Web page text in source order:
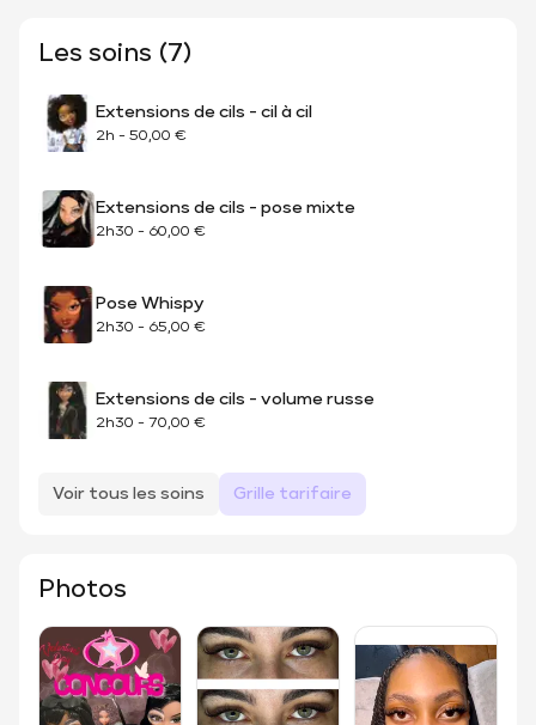
Les soins (7)
Extensions de cils - cil à cil
2h - 50,00 €
Extensions de cils - pose mixte
2h30 - 60,00 €
Pose Whispy
2h30 - 65,00 €
Extensions de cils - volume russe
2h30 - 70,00 €
Voir tous les soins Grille tarifaire
Photos